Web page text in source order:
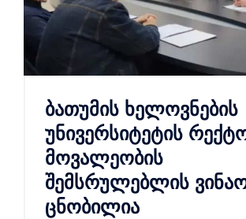
ბათუმის ხელოვნების
უნივერსიტეტის
მოვალეობის
შემსრულებლის
ცნობილია